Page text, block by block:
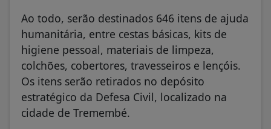
Ao todo, serão destinados 646 itens de ajuda
humanitária, entre cestas básicas, kits de
higiene pessoal, materiais de limpeza,
colchões, cobertores, travesseiros e lençóis.
Os itens serão retirados no depósito
estratégico da Defesa Civil, localizado na
cidade de Tremembé.